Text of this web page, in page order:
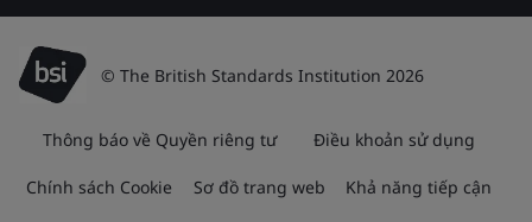
© The British Standards Institution 2026
Thông báo về Quyền riêng tư Điều khoản sử dụng
Chính sách Cookie Sơ đồ trang web Khả năng tiếp cận